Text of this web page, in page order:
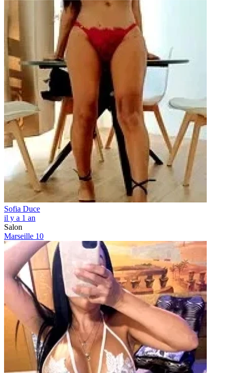
Sofia Duce
il y a 1 an
Salon
Marseille 10